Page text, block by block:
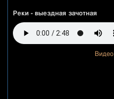
Реки - выездная зачотная
Видео